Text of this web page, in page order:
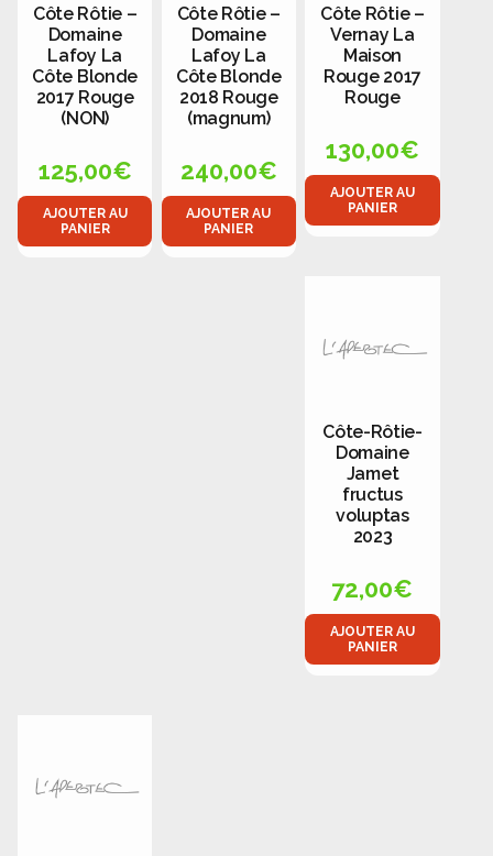
Côte Rôtie –
Domaine
Lafoy La
Côte Blonde
2017 Rouge
(NON)
125,00€
AJOUTER AU
PANIER
Côte Rôtie –
Domaine
Lafoy La
Côte Blonde
2018 Rouge
(magnum)
240,00€
AJOUTER AU
PANIER
Côte Rôtie –
Vernay La
Maison
Rouge 2017
Rouge
130,00€
AJOUTER AU
PANIER
Côte-Rôtie-
Domaine
Jamet
fructus
voluptas
2023
72,00€
AJOUTER AU
PANIER